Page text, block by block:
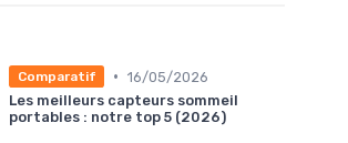
Comparatif • 16/05/2026
Les meilleurs capteurs sommeil
portables : notre top 5 (2026)